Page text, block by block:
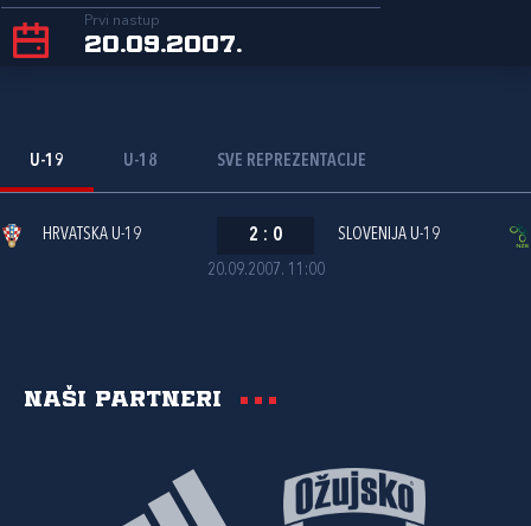
Prvi nastup
20.09.2007.
U-19 U-18 SVE REPREZENTACIJE
20.09.2007. 11:00
HRVATSKA U-19 2 : 0 SLOVENIJA U-19
Naši partneri